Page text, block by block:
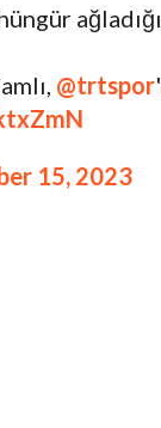
@trtspor
15, 2023